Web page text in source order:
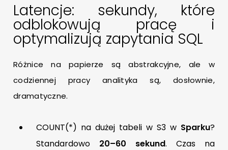
Latencje: sekundy, które
odblokowują pracę i
optymalizują zapytania SQL
Różnice na papierze są abstrakcyjne, ale w
codziennej pracy analityka są, dosłownie,
dramatyczne.
COUNT(*) na dużej tabeli w S3 w Sparku?
Standardowo 20–60 sekund. Czas na